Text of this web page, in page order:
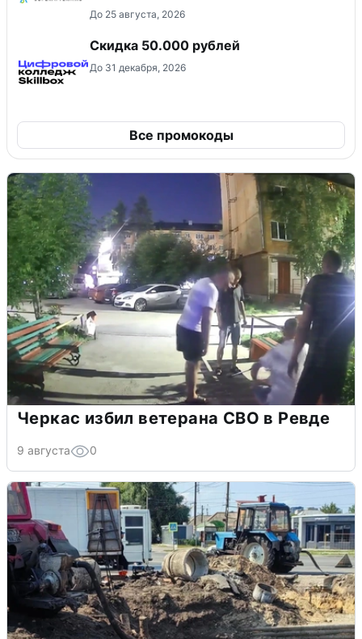
До 25 августа, 2026
Скидка 50.000 рублей
До 31 декабря, 2026
Все промокоды
Черкас избил ветерана СВО в Ревде
9 августа 0